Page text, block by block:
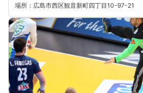
場所：広島市西区観音新町四丁目10-97-21